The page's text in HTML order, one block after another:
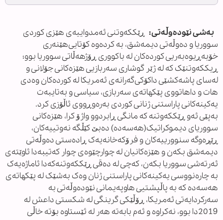
بەشی نێودەوڵەتی: ڕێککەوتنی ئەمدواییەی هێزی کوردی
سووریا و دەوڵەتی دیمەشق، بە کردەوە کۆتایی‌هێنەری
خۆبەڕیوەبەریی کوردەکان لە باکووری ڕۆژهەڵاتی سووریا بوو؛
ڕیککەوتنێک کە لە ژێر گوشاری سەربازیی هێزەکانی جۆلانی و
لەسای پاشەکشێی داکۆکی‌گەرانەی ئەمریکا لە کوردەکان وەدی
هات و داهاتووی پێکهاتەی سەربازی، سیاسی و بەتایبەت
یەکینەکانی پاراستنی ژنانی کوردی بەرەوڕووی ئاڵۆزی کرد.
بەپێی ئەو ڕێککەوتنە کە مانگی ڕابردوو واژۆ کرا، هێزەکانی
سووریای دیموکراتیک(هەسەدە) دەبێ کێڵگە نەوتییەکان،
ڕێڕەوگە سنوورییەکان و فرۆکەخانەیەک ڕادەستی دەوڵەتی
دیمەشق بکەن و هێزەکانیان لە چوارچێوەی چوار کەتیبەدا ئاوێتەی
ئەرتەشی سووریا بکەن، کەچی لە دەقی ڕێککەوتنەکەدا ئاماژەیەک
بە چارەنووسی یەکینەکانی پاراستنی ژنان وەک بەشێک لە پێکهاتەی
هەسەدە کە بە پاڵپشتیی هاوپەیمانی نێودەوڵەتی بە
سەرکردایەتی ئەمریکا، ڕۆڵێکی گرینگی لە شکستی داعش لە
2019دا بوو، نەکراوە و ئەم بابەتە هەر لە ئێستاوە بۆتە خاڵی